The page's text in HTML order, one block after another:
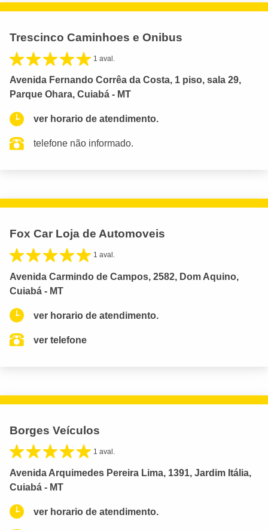
Trescinco Caminhoes e Onibus
1 aval.
Avenida Fernando Corrêa da Costa, 1 piso, sala 29,
Parque Ohara, Cuiabá - MT
ver horario de atendimento.
telefone não informado.
Fox Car Loja de Automoveis
1 aval.
Avenida Carmindo de Campos, 2582, Dom Aquino,
Cuiabá - MT
ver horario de atendimento.
ver telefone
Borges Veículos
1 aval.
Avenida Arquimedes Pereira Lima, 1391, Jardim Itália,
Cuiabá - MT
ver horario de atendimento.